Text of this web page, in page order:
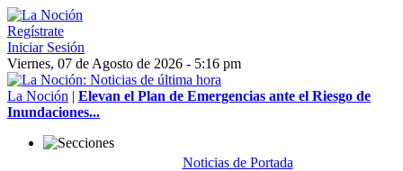
Regístrate
Iniciar Sesión
Viernes, 07 de Agosto de 2026 - 5:16 pm
La Noción | Elevan el Plan de Emergencias ante el Riesgo de
Inundaciones...
Noticias de Portada